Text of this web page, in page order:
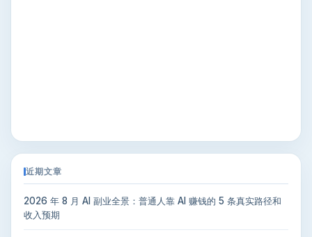
近期文章
2026 年 8 月 AI 副业全景：普通人靠 AI 赚钱的 5 条真实路径和
收入预期